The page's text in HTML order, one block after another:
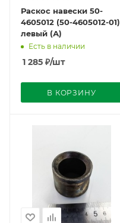
Раскос навески 50-
4605012 (50-4605012-01)
левый (А)
Есть в наличии
1 285 ₽/шт
В КОРЗИНУ